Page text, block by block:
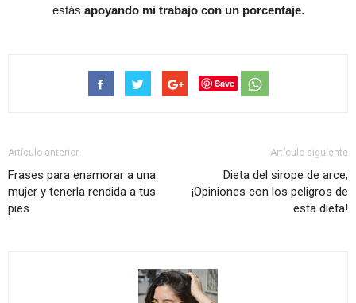
estás apoyando mi trabajo con un porcentaje.
Save
Artículo anterior
Frases para enamorar a una
mujer y tenerla rendida a tus
pies
Artículo siguiente
Dieta del sirope de arce;
¡Opiniones con los peligros de
esta dieta!